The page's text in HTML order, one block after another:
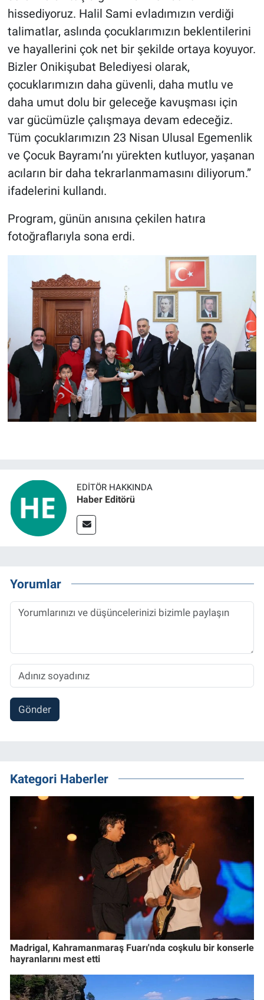
hissediyoruz. Halil Sami evladımızın verdiği
talimatlar, aslında çocuklarımızın beklentilerini
ve hayallerini çok net bir şekilde ortaya koyuyor.
Bizler Onikişubat Belediyesi olarak,
çocuklarımızın daha güvenli, daha mutlu ve
daha umut dolu bir geleceğe kavuşması için
var gücümüzle çalışmaya devam edeceğiz.
Tüm çocuklarımızın 23 Nisan Ulusal Egemenlik
ve Çocuk Bayramı’nı yürekten kutluyor, yaşanan
acıların bir daha tekrarlanmamasını diliyorum.”
ifadelerini kullandı.
Program, günün anısına çekilen hatıra
fotoğraflarıyla sona erdi.
EDITÖR HAKKINDA
Haber Editörü
Yorumlar
Gönder
Kategori Haberler
Madrigal, Kahramanmaraş Fuarı'nda coşkulu bir konserle
hayranlarını mest etti